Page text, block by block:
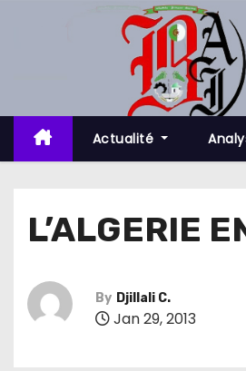
t
c
Actualité
L’ALGERIE
By Djillali C.
Jan 29, 2013